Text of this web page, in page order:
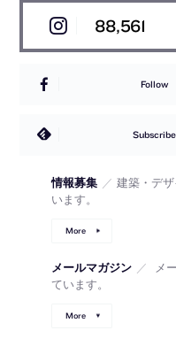
88,561
Follow
Subscribe
情報募集 ／ 建築・デ
います。
More
メールマガジン ／
メ
ています。
More